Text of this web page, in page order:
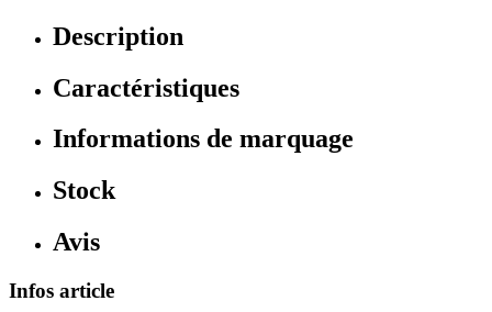
Description
Caractéristiques
Informations de marquage
Stock
Avis
Infos article